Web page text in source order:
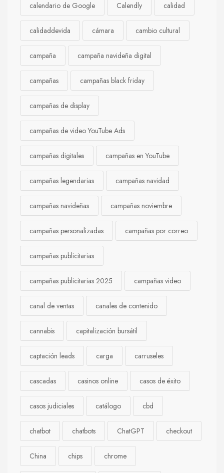
calendario de Google Calendly calidad
calidaddevida cámara cambio cultural
campaña campaña navideña digital
campañas campañas black friday
campañas de display
campañas de video YouTube Ads
campañas digitales campañas en YouTube
campañas legendarias campañas navidad
campañas navideñas campañas noviembre
campañas personalizadas campañas por correo
campañas publicitarias
campañas publicitarias 2025 campañas video
canal de ventas canales de contenido
cannabis capitalización bursátil
captación leads carga carruseles
cascadas casinos online casos de éxito
casos judiciales catálogo cbd
chatbot chatbots ChatGPT checkout
China chips chrome